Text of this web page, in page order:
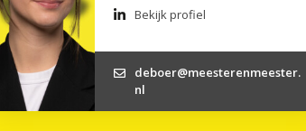
Bekijk profiel
deboer@meesterenmeester.
nl